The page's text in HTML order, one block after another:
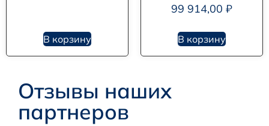
В корзину
99 914,00 ₽
В корзину
Отзывы наших
партнеров